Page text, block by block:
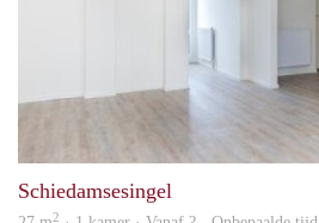
Schiedamsesingel
2